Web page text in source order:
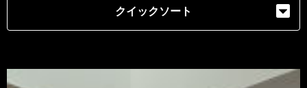
クイックソート